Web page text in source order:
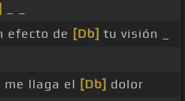
efecto de [Db] tu visión _
me llaga el [Db] dolor